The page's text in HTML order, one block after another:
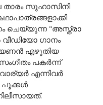
സുഹാസിനി
ചെയ്യുന്ന "അസ്ത്രാ
വീഡിയോ ഗാനം
എഴുതിയ
പകർന്ന്
എന്നിവർ
പൂക്കൾ